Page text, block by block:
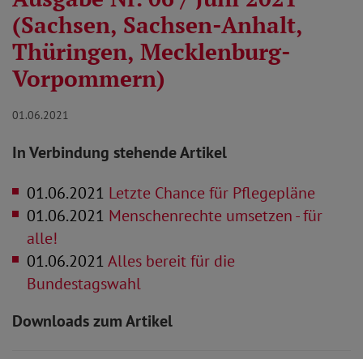
(Sachsen, Sachsen-Anhalt,
Thüringen, Mecklenburg-
Vorpommern)
01.06.2021
In Verbindung stehende Artikel
01.06.2021 Letzte Chance für Pflegepläne
01.06.2021 Menschenrechte umsetzen - für
alle!
01.06.2021Alles bereit für die
Bundestagswahl
Downloads zum Artikel